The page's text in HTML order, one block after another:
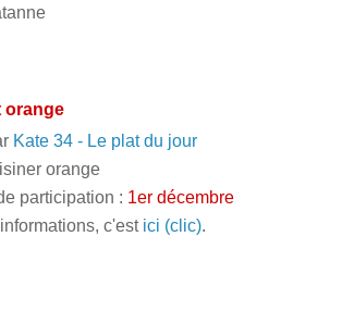
orange
Kate 34 - Le plat du jour
orange
participation : 1er décembre
c'est ici (clic).